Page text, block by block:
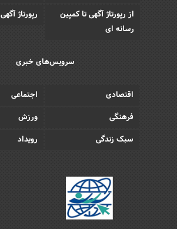
از رپورتاژ آگهی تا کمپین
رسانه ای
رپورتاژ آگهی
سرویس‌های خبری
اقتصادی
اجتماعی
فرهنگی
ورزش
سبک زندگی
رویداد